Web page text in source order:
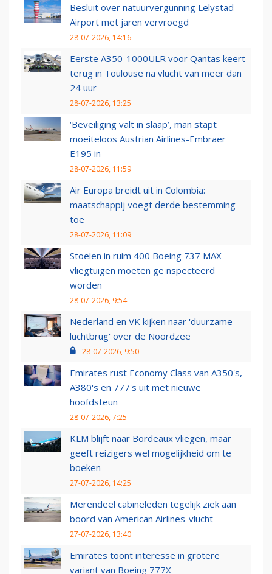
Besluit over natuurvergunning Lelystad
Airport met jaren vervroegd
28-07-2026, 14:16
Eerste A350-1000ULR voor Qantas keert
terug in Toulouse na vlucht van meer dan
24 uur
28-07-2026, 13:25
‘Beveiliging valt in slaap’, man stapt
moeiteloos Austrian Airlines-Embraer
E195 in
28-07-2026, 11:59
Air Europa breidt uit in Colombia:
maatschappij voegt derde bestemming
toe
28-07-2026, 11:09
Stoelen in ruim 400 Boeing 737 MAX-
vliegtuigen moeten geïnspecteerd
worden
28-07-2026, 9:54
Nederland en VK kijken naar 'duurzame
luchtbrug' over de Noordzee
28-07-2026, 9:50
Emirates rust Economy Class van A350's,
A380's en 777's uit met nieuwe
hoofdsteun
28-07-2026, 7:25
KLM blijft naar Bordeaux vliegen, maar
geeft reizigers wel mogelijkheid om te
boeken
27-07-2026, 14:25
Merendeel cabineleden tegelijk ziek aan
boord van American Airlines-vlucht
27-07-2026, 13:40
Emirates toont interesse in grotere
variant van Boeing 777X